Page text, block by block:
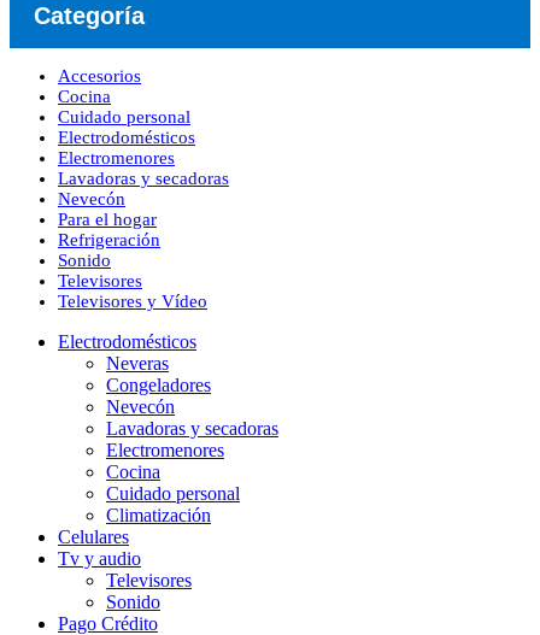
Categoría
Accesorios
Cocina
Cuidado personal
Electrodomésticos
​Electromenores
Lavadoras y secadoras
Nevecón
Para el hogar
Refrigeración
Sonido
Televisores
Televisores y Vídeo
Electrodomésticos
Neveras
Congeladores
Nevecón
Lavadoras y secadoras
​Electromenores
Cocina
Cuidado personal
Climatización
Celulares
Tv y audio
Televisores
Sonido
Pago Crédito